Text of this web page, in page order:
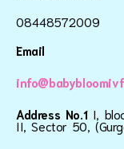
08448572009
Email
Address No.1 I,
II, Sector 50,